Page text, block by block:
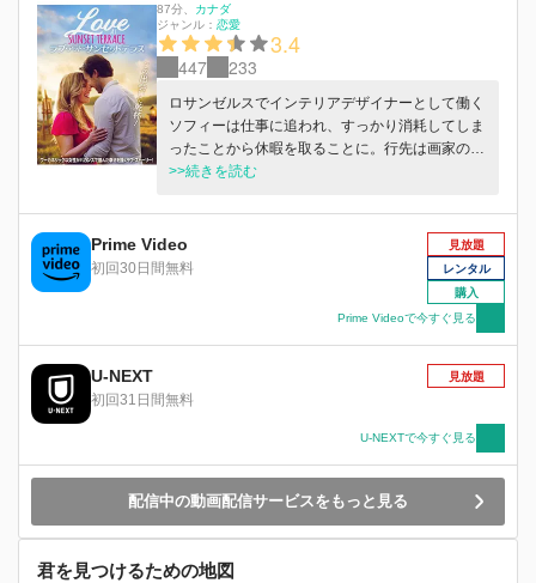
87分
カナダ
ジャンル： 恋愛
3.4
447 233
ロサンゼルスでインテリアデザイナーとして働く
ソフィーは仕事に追われ、すっかり消耗してしま
ったことから休暇を取ることに。行先は画家の祖
母が絵に描いていた海辺の町、サマーサイド。そ
に滞在するうちに、心身ともに癒されていくソフ
ィー。サンセットテラスの主人マイケルは優しい
男性で、幼い娘ケイリーを一人で育てながら、
代々受け継いでききたテラスを営んでいた。だ
が、妻を亡くして以来、人とのつき合いを敬遠す
るように。サンセットテラスの美しい自然がすっ
トテラスの施設を開放し、イベントを開くことを
提案するのだが…。
>>続きを読む
Prime Video
初回30日間無料
見放題
レンタル
購入
Prime Videoで今すぐ見る
U-NEXT
初回31日間無料
見放題
U-NEXTで今すぐ見る
配信中の動画配信サービスをもっと見る
君を見つけるための地図